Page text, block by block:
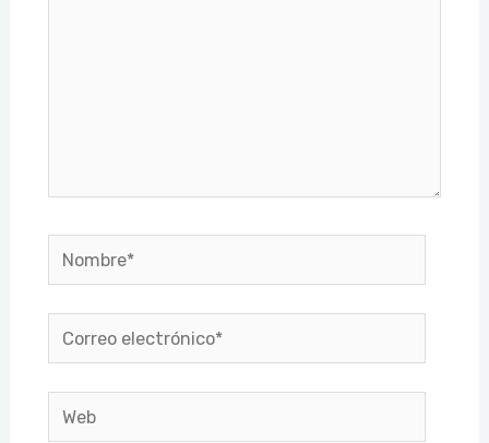
Nombre*
Correo
electrónico*
Web